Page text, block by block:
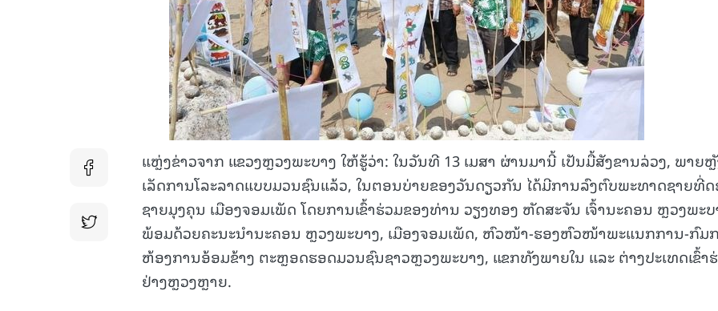
ແຫຼ່ງຂ່າວຈາກ ແຂວງຫຼວງພະບາງ ໃຫ້ຮູ້ວ່າ: ໃນວັນທີ 13 ເມສາ ຜ່ານມານີ້ ເປັນມື້ສັງຂານລ່ວງ, ພາຍ
ເລັດການໂລະລາດແບບມວນຊົນແລ້ວ, ໃນຕອນບ່າຍຂອງວັນດຽວກັນ ໄດ້ມີການລົງຕົບພະທາດຊາຍທີ່
ຊາຍມຸງຄຸນ ເມືອງຈອມເພັດ ໂດຍການເຂົ້າຮ່ວມຂອງທ່ານ ວຽງທອງ ຫັດສະຈັນ ເຈົ້ານະຄອນ ຫຼວງພະບ
ພ້ອມດ້ວຍຄະນະນຳນະຄອນ ຫຼວງພະບາງ, ເມືອງຈອມເພັດ, ຫົວໜ້າ-ຮອງຫົວໜ້າພະແນກການ-ກົມ
ຫ້ອງການອ້ອມຂ້າງ ຕະຫຼອດຮອດມວນຊົນຊາວຫຼວງພະບາງ, ແຂກທັງພາຍໃນ ແລະ ຕ່າງປະເທດເຂົ້າ
ຢ່າງຫຼວງຫຼາຍ.